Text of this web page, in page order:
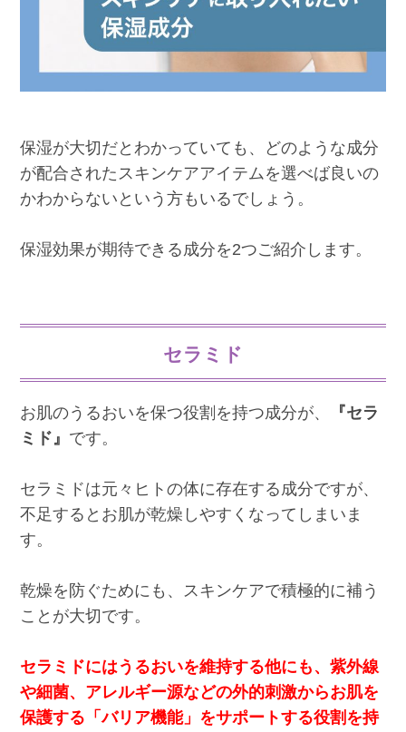
保湿が大切だとわかっていても、どのような成分
が配合されたスキンケアアイテムを選べば良いの
かわからないという方もいるでしょう。
保湿効果が期待できる成分を2つご紹介します。
セラミド
お肌のうるおいを保つ役割を持つ成分が、
『セラ
ミド』 です。
セラミドは元々ヒトの体に存在する成分ですが、
不足するとお肌が乾燥しやすくなってしまいま
す。
乾燥を防ぐためにも、スキンケアで積極的に補う
ことが大切です。
セラミドにはうるおいを維持する他にも、紫外線
や細菌、アレルギー源などの外的刺激からお肌を
保護する「バリア機能」をサポートする役割を持